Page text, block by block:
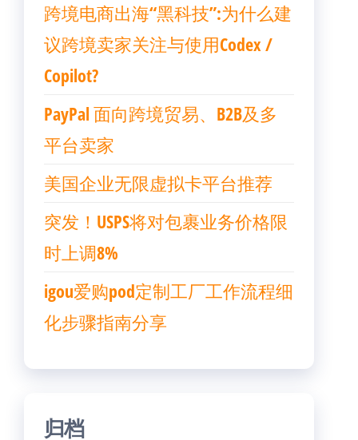
跨境电商出海“黑科技”:为什么建
议跨境卖家关注与使用Codex /
Copilot?
PayPal 面向跨境贸易、B2B及多
平台卖家
美国企业无限虚拟卡平台推荐
突发！USPS将对包裹业务价格限
时上调8%
igou爱购pod定制工厂工作流程细
化步骤指南分享
归档